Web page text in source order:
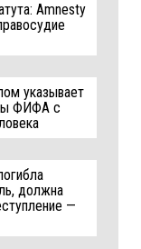
Amnesty
указывает
ФИФА с
должна
—